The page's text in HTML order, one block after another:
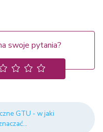
swoje pytania?
GTU - w jaki